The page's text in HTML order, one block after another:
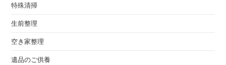
特殊清掃
生前整理
空き家整理
遺品のご供養